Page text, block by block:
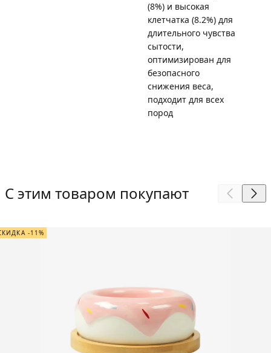
(8%) и высокая
клетчатка (8.2%) для
длительного чувства
сытости,
оптимизирован для
безопасного
снижения веса,
подходит для всех
пород
С этим товаром покупают
-11%